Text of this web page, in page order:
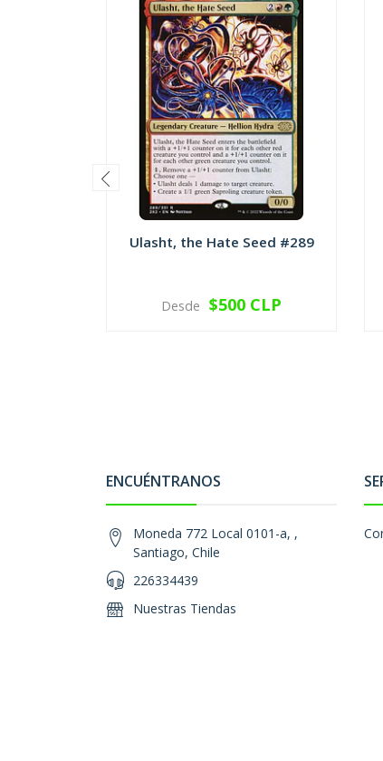
Ulasht, the Hate Seed #289
VER OPCIONES
Desde $500 CLP
ENCUÉNTRANOS
Moneda 772 Local 0101-a, ,
Santiago, Chile
226334439
Nuestras Tiendas